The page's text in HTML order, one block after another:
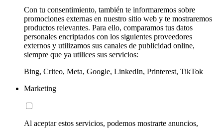
Con tu consentimiento, también te informaremos sobre
promociones externas en nuestro sitio web y te mostraremos
productos relevantes. Para ello, comparamos tus datos
personales encriptados con los siguientes proveedores
externos y utilizamos sus canales de publicidad online,
siempre que ya utilices sus servicios:
Bing, Criteo, Meta, Google, LinkedIn, Printerest, TikTok
Marketing
Al aceptar estos servicios, podemos mostrarte anuncios,